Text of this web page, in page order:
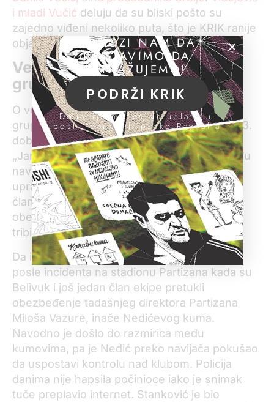
i mladi Vučić deluju da su bliski pošto su
zajedno viđeni nekoliko puta, što je KRIK ranije
objavljivao.
Veze Nedića sa Belivukovom
grupom
O vezama Nedića i Belivukove kriminalne
grupe, KRIK je pisao godinama. Nedić je 2013.
dobio mesto u Partizanu, a Stankovićevi
„Janjičari“ dotad su uspostavili prevlast među
navijačkim grupama i dobre odnose sa
upravom. Pripadnici njegove grupe bili su
članovi skupštine kluba, pa čak i njihovo
obezbeđenje, a u potpunosti su kontrolisali
tribinu – čak i šta se na njoj peva.
Da im je država naklonjena postalo je jasno
posle incidenta na stadionu Partizana kada su
Belivuk i još jedan član ekipe pretukli
obezbeđenje tadašnjeg direktora Partizana
Miloša Vazure, inače Nedićevog kuma.
Navodno je došlo do razmirica među
kumovima, pa je Nedić preko navijača pokušao
da uspostavi kontrolu nad klubom. Policija
danima nije hapsila počinioce iako je snimak
tuče preplavio internet. Stanković je bio
POMOZI NAM DA
NASTAVIMO DA
ISTRAŽUJEMO!
PODRŽI KRIK
Donacije možeš da uplatiš u
pošti, banci ili preko PayPal-a